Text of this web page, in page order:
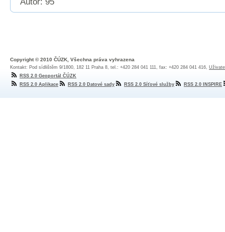
Copyright © 2010 ČÚZK, Všechna práva vyhrazena
Kontakt: Pod sídlištěm 9/1800, 182 11 Praha 8, tel.: +420 284 041 111, fax: +420 284 041 416,
RSS 2.0 Geoportál ČÚZK
RSS 2.0 Aplikace
RSS 2.0 Datové sady RSS 2.0 Síťové služby RSS 2.0 INSPIRE